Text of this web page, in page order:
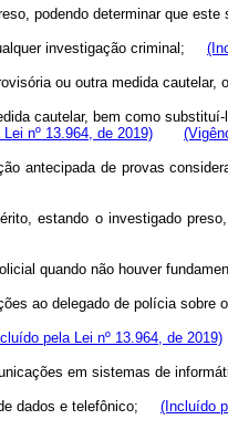
podendo determinar que
investigação criminal;
ou outra medida
cautelar, bem como
nº 13.964, de 2019)
antecipada de provas
estando o investigado
quando não houver
ao delegado de polícia
pela Lei nº 13.964, de 2019)
em sistemas de
dados e telefônico; (Incluído